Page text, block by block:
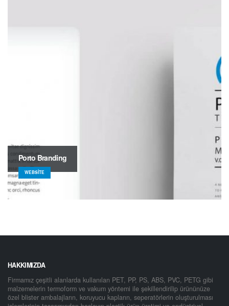
Porto Branding
WEBSITE
HAKKIMIZDA
Firmamız çeşitli alanlarda kullanılan PET, PP, PS, ABS, PVC, PETG gibi
malzemelerin termoform ve vakum yöntemi ile şekillendirilip ürününüze
özel blister ambalajların, koruyucu kapların, seperatörlerin oluşturulması